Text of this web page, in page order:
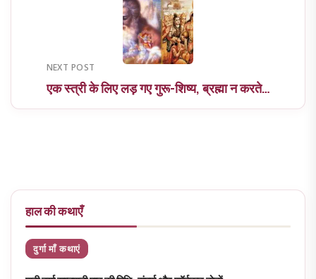
NEXT POST
एक स्त्री के लिए लड़ गए गुरू-शिष्य, ब्रह्मा न करते…
हाल की कथाएँ
दुर्गा माँ कथाएं